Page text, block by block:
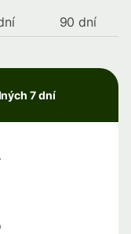
90 dní
7 dní